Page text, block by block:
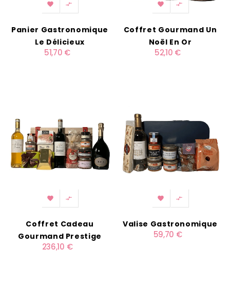
 
Panier Gastronomique
Le Délicieux
51,70 €
 
Coffret Gourmand Un
Noël En Or
52,10 €
 
Coffret Cadeau
Gourmand Prestige
236,10 €
 
Valise Gastronomique
59,70 €